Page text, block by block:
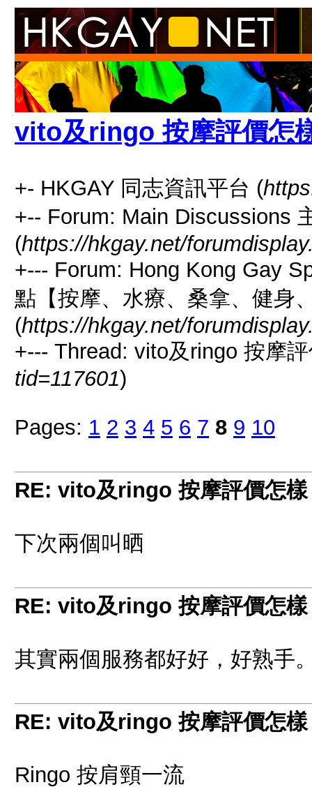
vito及ringo 按摩評價怎
+- HKGAY 同志資訊平台 (
+-- Forum: Main Discussions
(https://hkgay.net/
+--- Forum: Hong Kong Gay
點【按摩、水療、桑拿、健身
(https://hkgay.net/
+--- Thread: vito及ringo 按摩
tid=117601)
Pages: 1 2 3 4 5 6 7 8 9 10
RE: vito及ringo 按摩評價怎樣
下次兩個叫晒
RE: vito及ringo 按摩評價怎樣
其實兩個服務都好好，好熟手
RE: vito及ringo 按摩評價怎樣
Ringo 按肩頸一流